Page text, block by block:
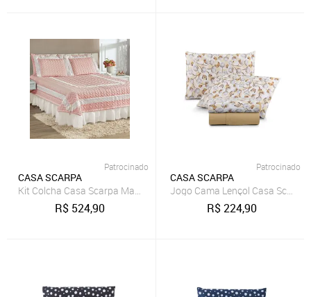
Patrocinado
CASA SCARPA
Kit Colcha Casa Scarpa Madalene Queen Micropercal 200 Fios 5
R$ 524,90
Patrocinado
CASA SCARPA
Jogo Cama Lençol Casa
R$224,90